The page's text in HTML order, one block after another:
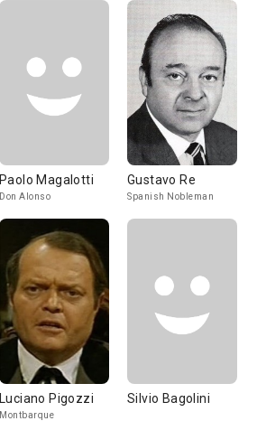
Paolo Magalotti
Don Alonso
Gustavo Re
Spanish Nobleman
Luciano Pigozzi
Montbarque
Silvio Bagolini